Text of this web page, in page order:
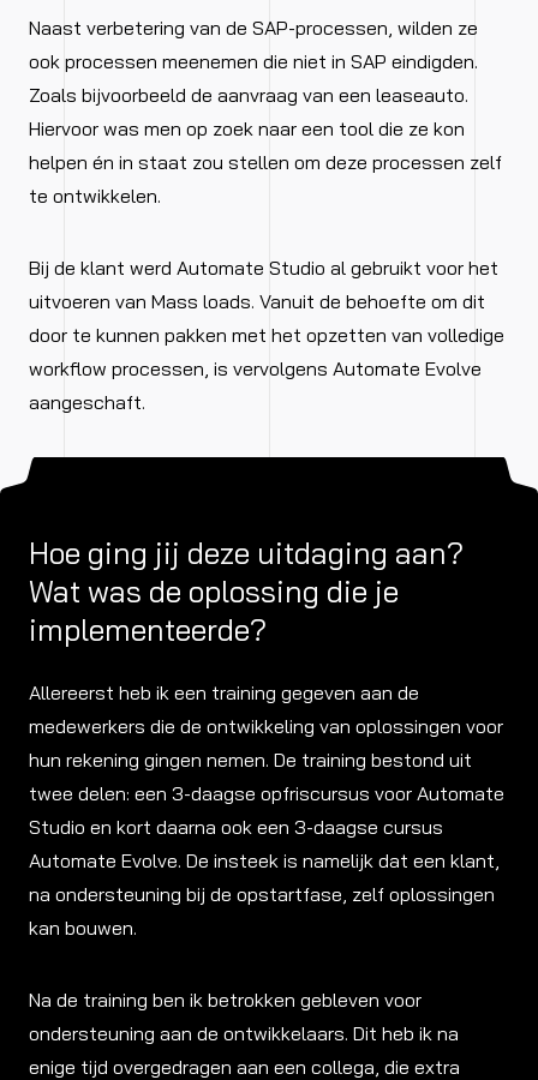
Naast verbetering van de SAP-processen, wilden ze
ook processen meenemen die niet in SAP eindigden.
Zoals bijvoorbeeld de aanvraag van een leaseauto.
Hiervoor was men op zoek naar een tool die ze kon
helpen én in staat zou stellen om deze processen zelf
te ontwikkelen.
Bij de klant werd Automate Studio al gebruikt voor het
uitvoeren van Mass loads. Vanuit de behoefte om dit
door te kunnen pakken met het opzetten van volledige
workflow processen, is vervolgens Automate Evolve
aangeschaft.
Hoe ging jij deze uitdaging aan?
Wat was de oplossing die je
implementeerde?
Allereerst heb ik een training gegeven aan de
medewerkers die de ontwikkeling van oplossingen voor
hun rekening gingen nemen. De training bestond uit
twee delen: een 3-daagse opfriscursus voor Automate
Studio en kort daarna ook een 3-daagse cursus
Automate Evolve. De insteek is namelijk dat een klant,
na ondersteuning bij de opstartfase, zelf oplossingen
kan bouwen.
Na de training ben ik betrokken gebleven voor
ondersteuning aan de ontwikkelaars. Dit heb ik na
enige tijd overgedragen aan een collega, die extra